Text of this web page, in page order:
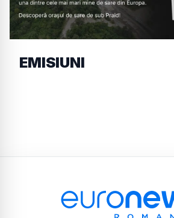
EMISIUNI